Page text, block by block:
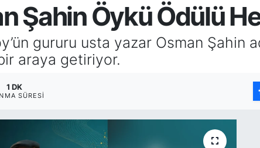
Şahin Öykü Ödülü
gururu usta yazar Osman Şahin
araya getiriyor.
1 DK
SÜRESI